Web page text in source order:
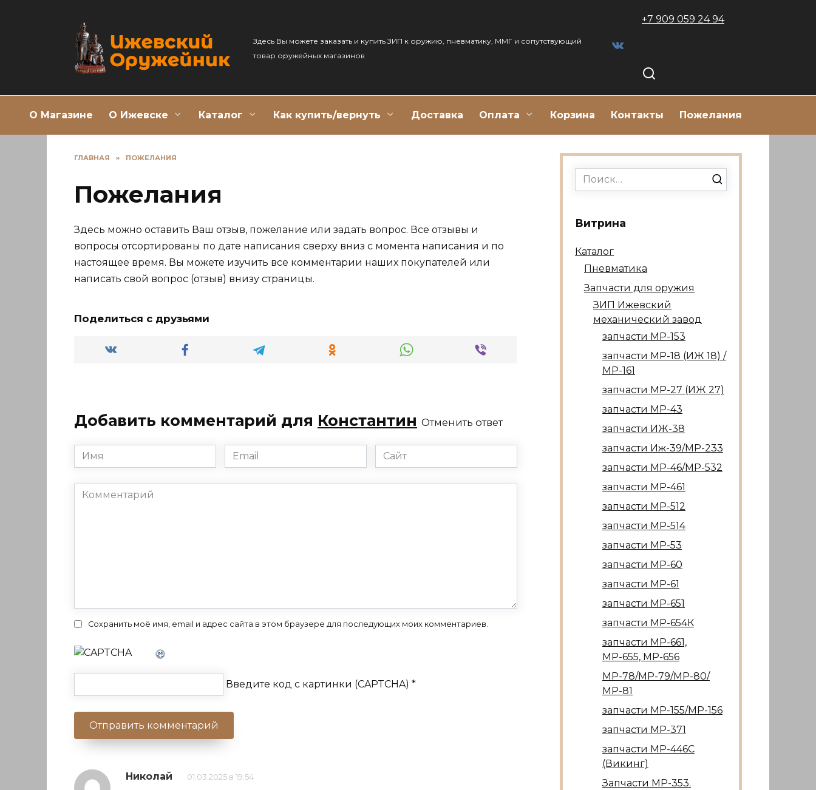
Здесь Вы можете заказать и купить ЗИП к оружию, пневматику, ММГ и сопутствующий
товар оружейных магазинов
+7 909 059 24 94
О Магазине О Ижевске Каталог Как купить/вернуть Доставка Оплата Корзина Контакты Пожелания
ГЛАВНАЯ » ПОЖЕЛАНИЯ
Пожелания
Здесь можно оставить Ваш отзыв, пожелание или задать вопрос. Все отзывы и
вопросы отсортированы по дате написания сверху вниз с момента написания и по
настоящее время. Вы можете изучить все комментарии наших покупателей или
написать свой вопрос (отзыв) внизу страницы.
Поделиться с друзьями
Добавить комментарий для Константин Отменить ответ
Имя
*
Email
*
Сайт
Комментарий
Сохранить моё имя, email и адрес сайта в этом браузере для последующих моих комментариев.
Введите код с картинки (CAPTCHA) *
Николай 01.03.2025 в 19:54
Search
for:
Витрина
Каталог
Пневматика
Запчасти для оружия
ЗИП Ижевский
механический завод
запчасти МР-153
запчасти МР-18 (ИЖ 18) /
МР-161
запчасти МР-27 (ИЖ 27)
запчасти МР-43
запчасти ИЖ-38
запчасти Иж-39/МР-233
запчасти МР-46/МР-532
запчасти МР-461
запчасти МР-512
запчасти МР-514
запчасти МР-53
запчасти МР-60
запчасти МР-61
запчасти МР-651
запчасти МР-654К
запчасти МР-661,
МР-655, МР-656
МР-78/МР-79/МР-80/
МР-81
запчасти МР-155/МР-156
запчасти МР-371
запчасти МР-446С
(Викинг)
Запчасти МР-353.